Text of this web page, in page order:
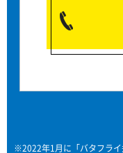
※2022年1月に「バタフラ